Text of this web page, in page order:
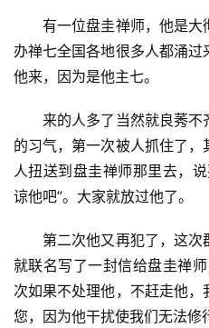
点
僧
高
僧
访
心
乐
菩
有一位盘圭禅师，他是大
办禅七全国各地很多人都涌
他来，因为是他主七。
来的人多了当然就良莠不
的习气，第一次被人抓住了
人扭送到盘圭禅师那里去，
谅他吧”。大家就放过他了。
第二次他又再犯了，这次
就联名写了一封信给盘圭禅
次如果不处理他，不赶走他
您，因为他干扰使我们无法修